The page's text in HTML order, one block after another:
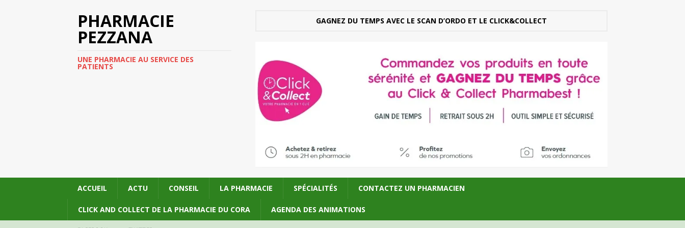
PHARMACIE
PEZZANA
UNE PHARMACIE AU SERVICE DES
PATIENTS
GAGNEZ DU TEMPS AVEC LE SCAN D’ORDO ET LE CLICK&COLLECT
ACCUEIL ACTU CONSEIL LA PHARMACIE SPÉCIALITÉS CONTACTEZ UN PHARMACIEN
CLICK AND COLLECT DE LA PHARMACIE DU CORA AGENDA DES ANIMATIONS